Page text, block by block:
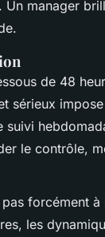
Un manager
de 48
sérieux
le contrôle,
forcément à
les